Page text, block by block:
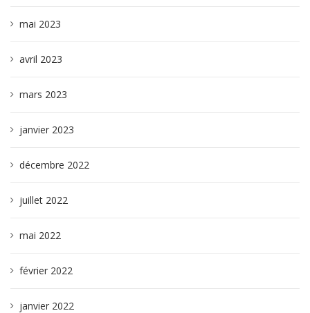
mai 2023
avril 2023
mars 2023
janvier 2023
décembre 2022
juillet 2022
mai 2022
février 2022
janvier 2022